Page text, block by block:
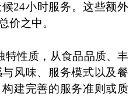
24小时服务。这些额外
价之中。
特性质，从食品品质、丰
风味、服务模式以及餐
建完善的服务准则或质